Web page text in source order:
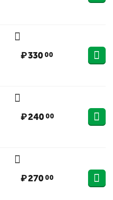
₽33000
₽24000
₽27000